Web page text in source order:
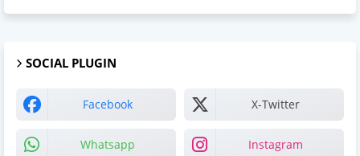
SOCIAL PLUGIN
Facebook X-Twitter
Whatsapp Instagram